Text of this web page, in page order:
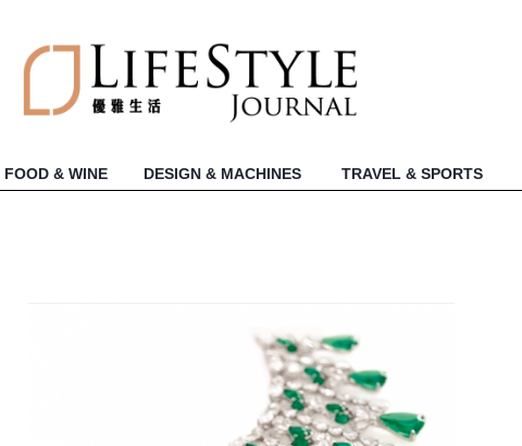
FOOD & WINE DESIGN & MACHINES TRAVEL & SPORTS